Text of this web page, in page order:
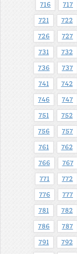
716 717
721 722
726 727
731 732
736 737
741 742
746 747
751 752
756 757
761 762
766 767
771 772
776 777
781 782
786 787
791 792